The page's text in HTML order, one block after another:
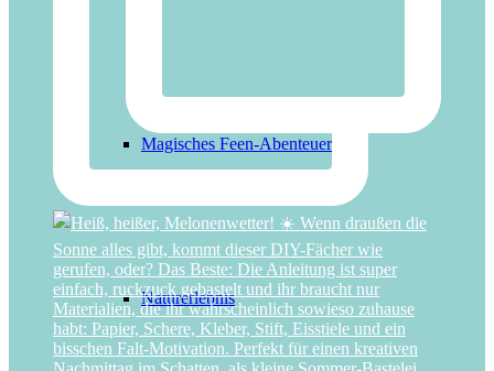
Magisches Feen-Abenteuer
Naturerlebnis